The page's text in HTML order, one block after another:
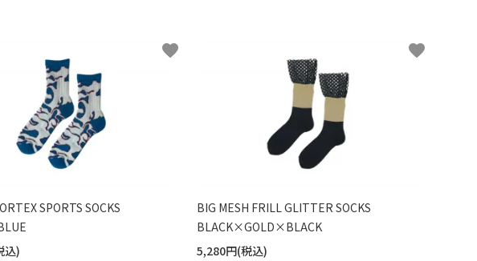
SPORTS SOCKS
込)
favorite
BIG MESH FRILL GLITTER SOCKS
BLACK×GOLD×BLACK
5,280円(税込)
favorite